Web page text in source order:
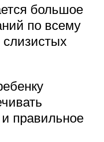
большое
по всему
правильное